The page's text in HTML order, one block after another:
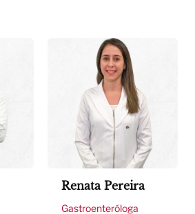
Renata Pereira
Gastroenteróloga